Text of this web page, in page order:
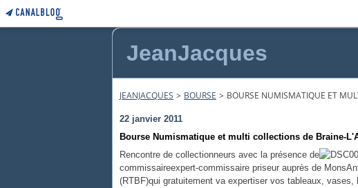
JeanJacques
JEANJACQUES > BOURSE > BOURSE NUMISMATIQUE ET
22 janvier 2011
Bourse Numismatique et multi collections de Braine-
Rencontre de collectionneurs avec la présence de
commissaireexpert-commissaire priseur auprès de
(RTBF)qui gratuitement va expertiser vos tableaux,